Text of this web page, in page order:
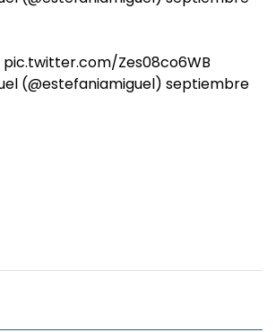
pic.twitter.com/Zes08co6WB
(@estefaniamiguel) septiembre